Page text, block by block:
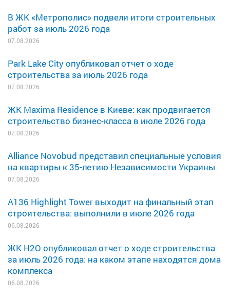
В ЖК «Метрополис» подвели итоги строительных
работ за июль 2026 года
07.08.2026
Park Lake City опубликовал отчет о ходе
строительства за июль 2026 года
07.08.2026
ЖК Maxima Residence в Киеве: как продвигается
строительство бизнес-класса в июле 2026 года
07.08.2026
Alliance Novobud представил специальные условия
на квартиры к 35-летию Независимости Украины
07.08.2026
A136 Highlight Tower выходит на финальный этап
строительства: выполнили в июле 2026 года
06.08.2026
ЖК H2O опубликовал отчет о ходе строительства
за июль 2026 года: на каком этапе находятся дома
комплекса
06.08.2026